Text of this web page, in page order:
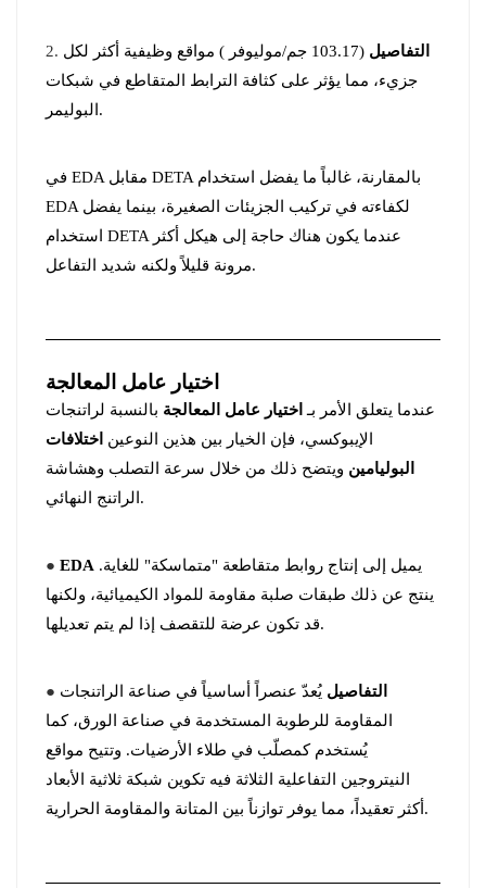
2. التفاصيل (103.17 جم/مول
يوفر ) مواقع وظيفية أكثر لكل
جزيء، مما يؤثر على كثافة الترابط المتقاطع في شبكات
البوليمر.
في EDA مقابل DETA
EDA لكفاءته في تركيب الجزيئات الصغيرة، بينما يفضل
استخدام DETA عندما يكون هناك حاجة إلى هيكل أكثر
مرونة قليلاً ولكنه شديد التفاعل.
اختيار عامل المعالجة
عندما يتعلق الأمر بـ اختيار عامل المعالجة بالنسبة لراتنجات
الإيبوكسي، فإن الخيار بين هذين النوعين اختلافات
البوليامين ويتضح ذلك من خلال سرعة التصلب وهشاشة
الراتنج النهائي.
● EDA
ينتج عن ذلك طبقات صلبة مقاومة للمواد الكيميائية، ولكنها
قد تكون عرضة للتقصف إذا لم يتم تعديلها.
● التفاصيل يُعدّ عنصراً أساسياً في صناعة الراتنجات
المقاومة للرطوبة المستخدمة في صناعة الورق، كما
يُستخدم كمصلّب في طلاء الأرضيات. وتتيح مواقع
النيتروجين التفاعلية الثلاثة فيه تكوين شبكة ثلاثية الأبعاد
أكثر تعقيداً، مما يوفر توازناً بين المتانة والمقاومة الحرارية.